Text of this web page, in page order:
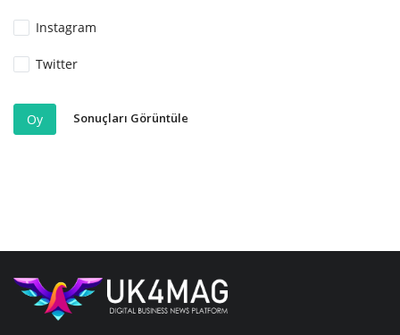
Instagram
Twitter
Oy Sonuçları Görüntüle